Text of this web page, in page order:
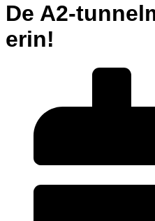
De A2-
erin!